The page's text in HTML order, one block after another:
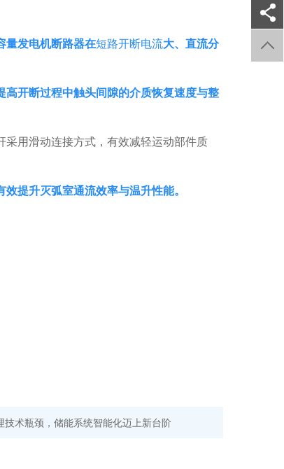
量发电机断路器在短路开断电流大、直流分
高开断过程中触头间隙的介质恢复速度与整
用滑动连接方式，有效减轻运动部件质
效提升灭弧室通流效率与温升性能。
术瓶颈，储能系统智能化迈上新台阶